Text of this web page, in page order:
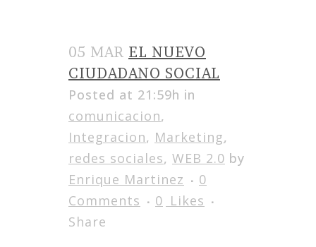
05 MAR EL NUEVO
CIUDADANO SOCIAL
Posted at 21:59h in
comunicacion,
Integracion, Marketing,
redes sociales, WEB 2.0 by
Enrique Martinez
0
Comments
0 Likes
Share